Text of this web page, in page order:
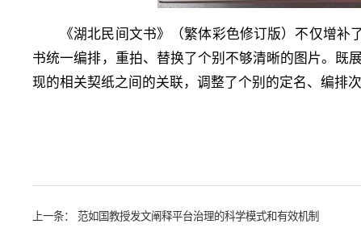
《湖北民间文书》（繁体彩色修订版）不仅增
书统一编排，重拍、替换了个别不够清晰的图片。既
现的相关契纸之间的关联，调整了个别的定名、编排次
上一条：范如国教授发文阐释平台治理的科学模式和有效机制